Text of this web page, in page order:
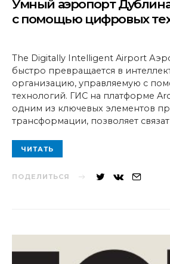
Умный аэропорт
с помощью цифровых
The Digitally Intelligent Airport
быстро превращается в
организацию, управляемую с
технологий. ГИС на платформе
одним из ключевых элементов
трансформации, позволяет
ЧИТАТЬ
ПОДЕЛИТЬСЯ